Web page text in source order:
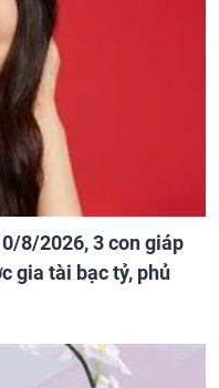
8/2026, 3 con giáp
gia tài bạc tỷ, phủ